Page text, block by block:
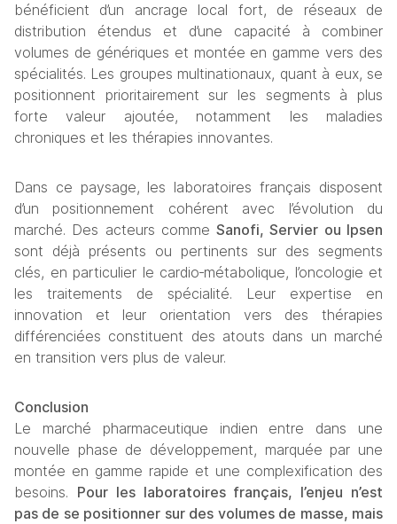
bénéficient d’un ancrage local fort, de réseaux de
distribution étendus et d’une capacité à combiner
volumes de génériques et montée en gamme vers des
spécialités. Les groupes multinationaux, quant à eux, se
positionnent prioritairement sur les segments à plus
forte valeur ajoutée, notamment les maladies
chroniques et les thérapies innovantes.
Dans ce paysage, les laboratoires français disposent
d’un positionnement cohérent avec l’évolution du
marché. Des acteurs comme Sanofi, Servier ou Ipsen
sont déjà présents ou pertinents sur des segments
clés, en particulier le cardio‑métabolique, l’oncologie et
les traitements de spécialité. Leur expertise en
innovation et leur orientation vers des thérapies
différenciées constituent des atouts dans un marché
en transition vers plus de valeur.
Conclusion
Le marché pharmaceutique indien entre dans une
nouvelle phase de développement, marquée par une
montée en gamme rapide et une complexification des
besoins. Pour les laboratoires français, l’enjeu n’est
pas de se positionner sur des volumes de masse, mais